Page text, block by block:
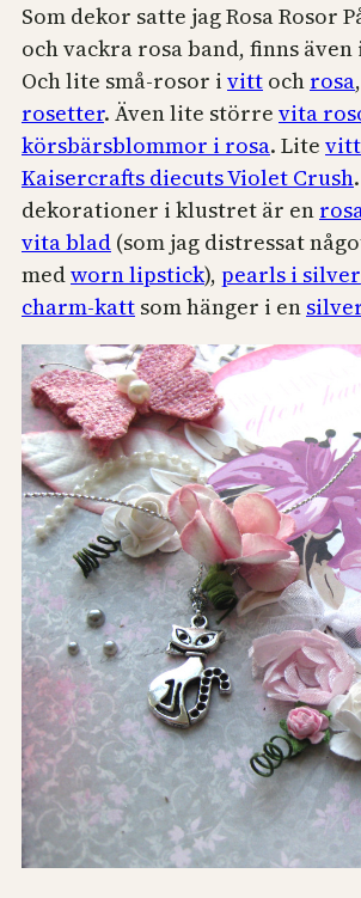
Som dekor satte jag Rosa Rosor
och vackra rosa band, finns även
Och lite små-rosor i vitt och rosa
rosetter. Även lite större vita
körsbärsblommor i rosa. Lite
Kaisercrafts diecuts Violet Crush
dekorationer i klustret är en
vita blad (som jag distressat
medworn lipstick), pearls i silver
charm-katt som hänger i en